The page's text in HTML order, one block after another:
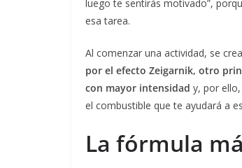
luego te sentirás motivado”,
esa tarea.
Al comenzar una actividad, se
por el efecto Zeigarnik, otro
con mayor intensidad y, por
el combustible que te ayudará a
La fórmula